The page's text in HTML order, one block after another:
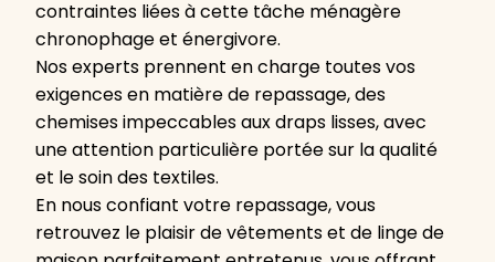
contraintes liées à cette tâche ménagère
chronophage et énergivore.
Nos experts prennent en charge toutes vos
exigences en matière de repassage, des
chemises impeccables aux draps lisses, avec
une attention particulière portée sur la qualité
et le soin des textiles.
En nous confiant votre repassage, vous
retrouvez le plaisir de vêtements et de linge de